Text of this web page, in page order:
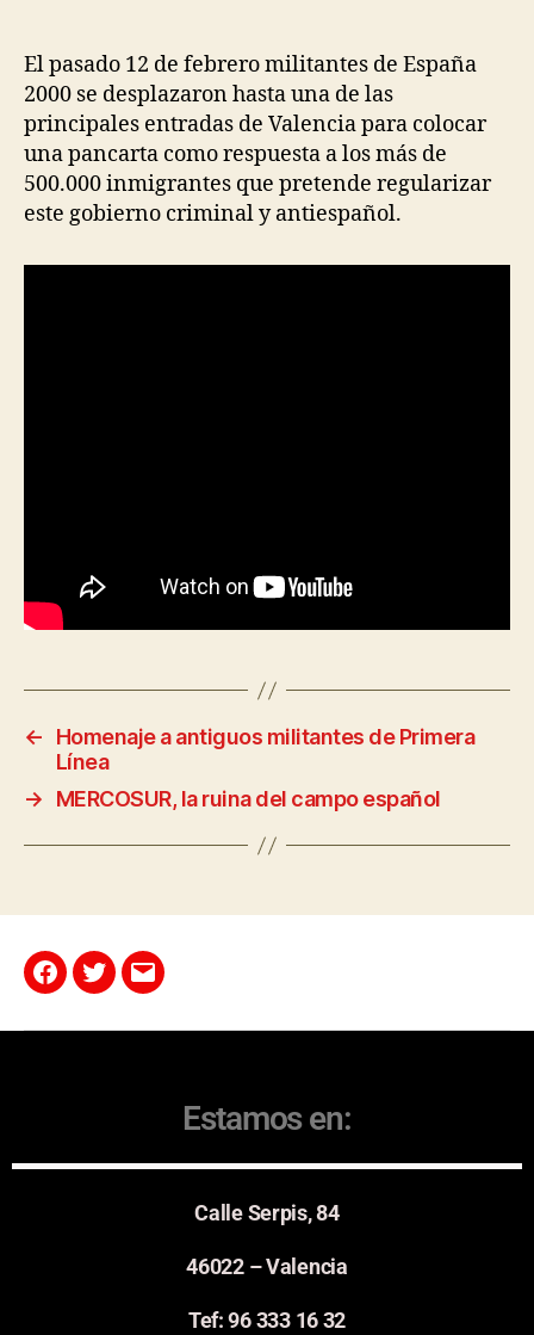
El pasado 12 de febrero militantes de España
2000 se desplazaron hasta una de las
principales entradas de Valencia para colocar
una pancarta como respuesta a los más de
500.000 inmigrantes que pretende regularizar
este gobierno criminal y antiespañol.
←
Homenaje a antiguos militantes de Primera
Línea
→
MERCOSUR, la ruina del campo español
Estamos en:
Calle Serpis, 84
46022 – Valencia
Tef: 96 333 16 32